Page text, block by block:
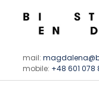
mail:
mobile: +48 601 078